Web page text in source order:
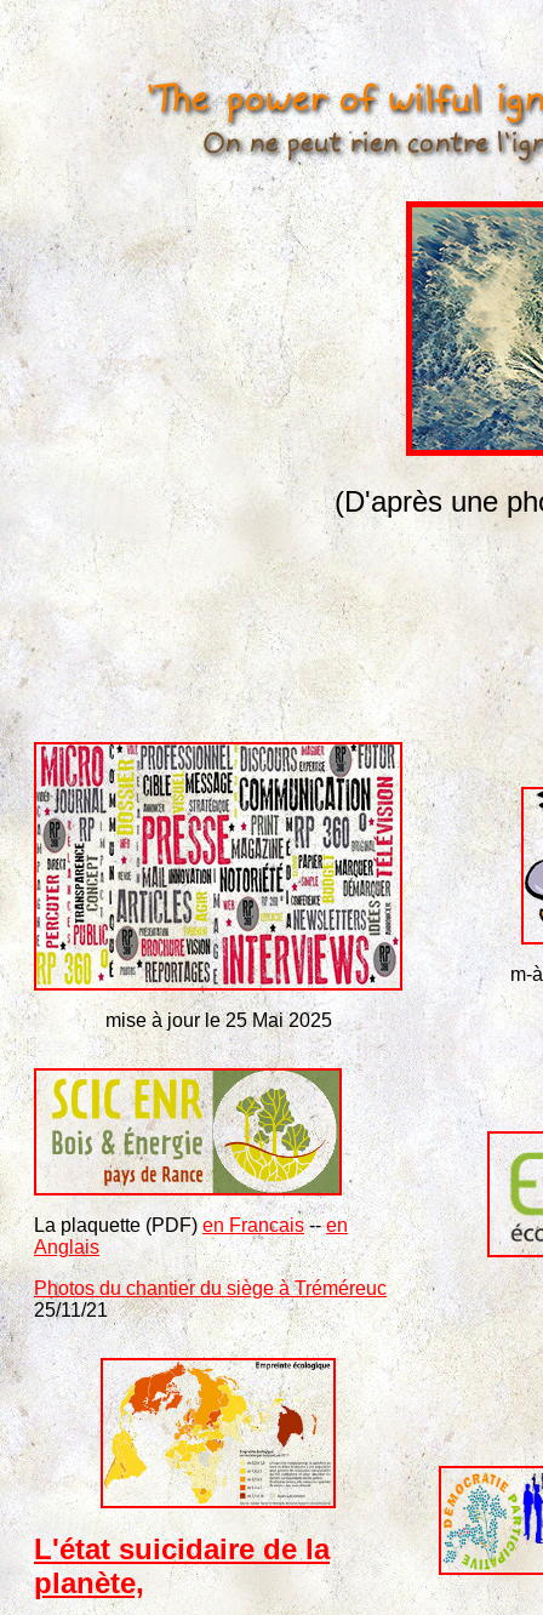
(D'après une
mise à jour le 25 Mai 2025
m-
La plaquette (PDF) en Francais--en
Anglais
Photos du chantier du siège à Tréméreuc
25/11/21
L'état suicidaire de la
planète,